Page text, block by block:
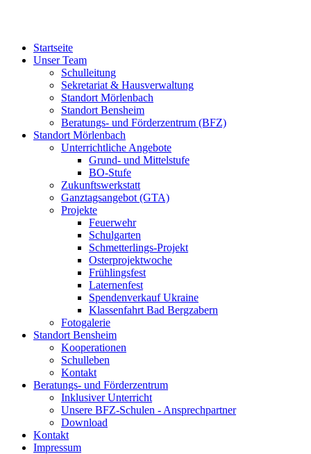
Startseite
Unser Team
Schulleitung
Sekretariat & Hausverwaltung
Standort Mörlenbach
Standort Bensheim
Beratungs- und Förderzentrum (BFZ)
Standort Mörlenbach
Unterrichtliche Angebote
Grund- und Mittelstufe
BO-Stufe
Zukunftswerkstatt
Ganztagsangebot (GTA)
Projekte
Feuerwehr
Schulgarten
Schmetterlings-Projekt
Osterprojektwoche
Frühlingsfest
Laternenfest
Spendenverkauf Ukraine
Klassenfahrt Bad Bergzabern
Fotogalerie
Standort Bensheim
Kooperationen
Schulleben
Kontakt
Beratungs- und Förderzentrum
Inklusiver Unterricht
Unsere BFZ-Schulen - Ansprechpartner
Download
Kontakt
Impressum